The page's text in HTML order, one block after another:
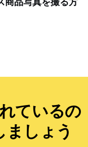
ているの
しょう